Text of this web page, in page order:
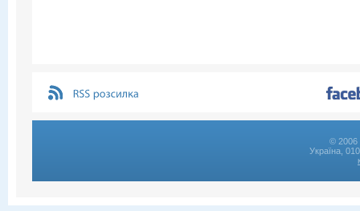
© 2006
Україна,